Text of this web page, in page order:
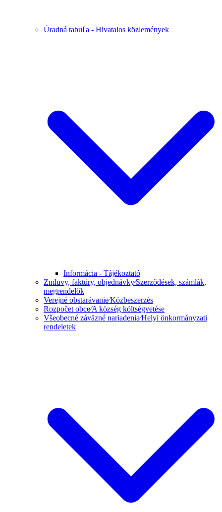
Úradná tabuľa - Hivatalos közlemények
Informácia - Tájékoztató
Zmluvy, faktúry, objednávky⁄Szerződések, számlák,
megrendelők
Verejné obstarávanie⁄Közbeszerzés
Rozpočet obce⁄A község költségvetése
Všeobecné záväzné nariadenia⁄Helyi önkormányzati
rendeletek